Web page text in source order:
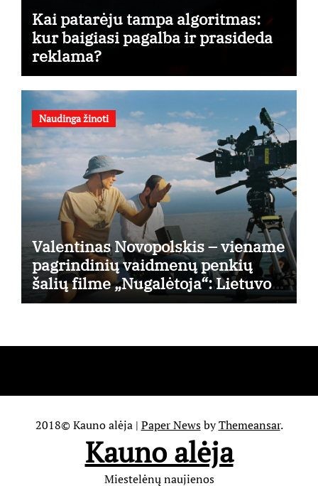
Kai patarėju tampa algoritmas:
kur baigiasi pagalba ir prasideda
reklama?
Naudinga žinoti
Valentinas Novopolskis – viename
pagrindinių vaidmenų penkių
šalių filme „Nugalėtoja“: Lietuvos
kino teatruose – nuo rugpjūčio 7-
2018© Kauno alėja | Paper NewsbyThemeansar.
Kauno alėja
Miestelėnų naujienos